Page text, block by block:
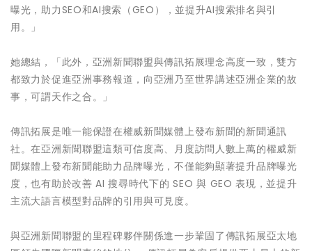
曝光，助力SEO和AI搜索（GEO），並提升AI搜索排名與引
用。」
她總結，「此外，亞洲新聞聯盟與傳訊拓展理念高度一致，雙方
都致力於促進亞洲事務報道，向亞洲乃至世界講述亞洲企業的故
事，可謂天作之合。」
傳訊拓展是唯一能保證在權威新聞媒體上發布新聞的新聞通訊
社。在亞洲新聞聯盟這類可信度高、月度訪問人數上萬的權威新
聞媒體上發布新聞能助力品牌曝光，不僅能夠顯著提升品牌曝光
度，也有助於改善 AI 搜尋時代下的 SEO 與 GEO 表現，並提升
主流大語言模型對品牌的引用與可見度。
與亞洲新聞聯盟的里程碑夥伴關係進一步鞏固了傳訊拓展亞太地